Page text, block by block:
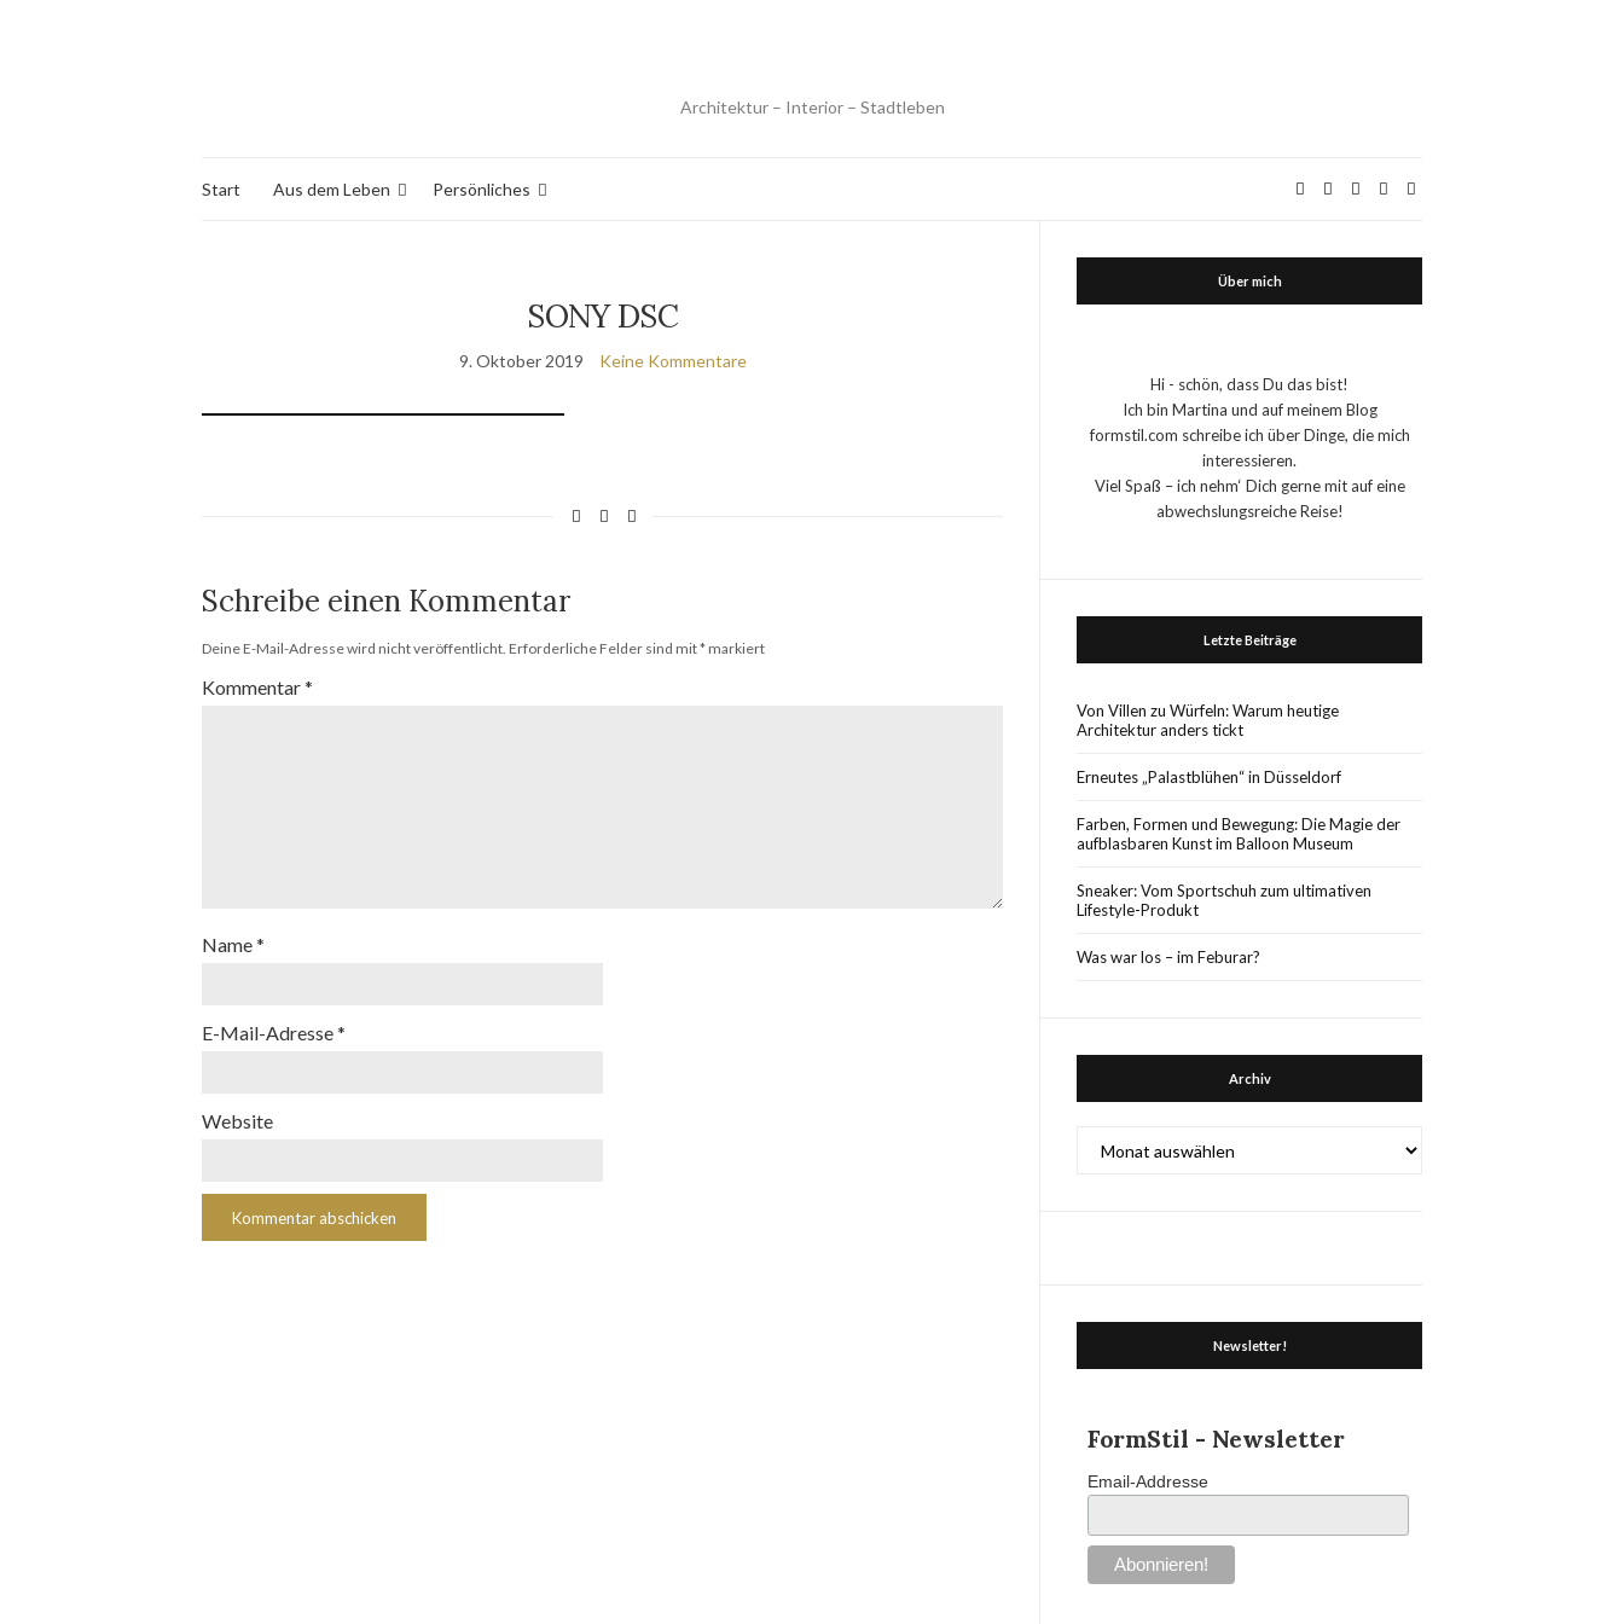
Architektur – Interior – Stadtleben
Start Aus dem Leben Persönliches
SONY DSC
9. Oktober 2019 Keine Kommentare
Schreibe einen Kommentar
Deine E-Mail-Adresse wird nicht veröffentlicht. Erforderliche Felder sind mit*markiert
Kommentar*
Name*
E-Mail-Adresse*
Website
Über mich
Hi - schön, dass Du das bist!
Ich bin Martina und auf meinem Blog
formstil.com schreibe ich über Dinge, die mich
interessieren.
Viel Spaß – ich nehm‘ Dich gerne mit auf eine
abwechslungsreiche Reise!
Letzte Beiträge
Von Villen zu Würfeln: Warum heutige
Architektur anders tickt
Erneutes „Palastblühen“ in Düsseldorf
Farben, Formen und Bewegung: Die Magie der
aufblasbaren Kunst im Balloon Museum
Sneaker: Vom Sportschuh zum ultimativen
Lifestyle-Produkt
Was war los – im Feburar?
Archiv
Newsletter!
FormStil - Newsletter
Email-Addresse